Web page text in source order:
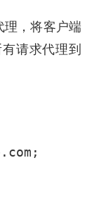
理，将客户端
请求代理到